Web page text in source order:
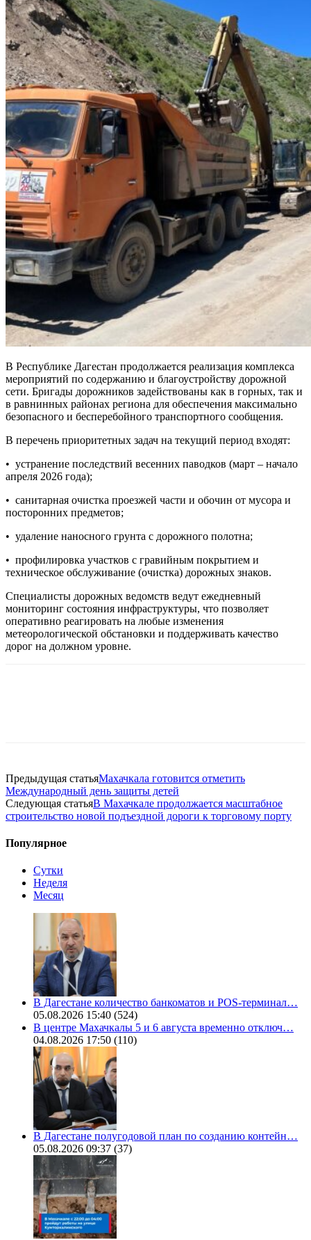
В Республике Дагестан продолжается реализация комплекса
мероприятий по содержанию и благоустройству дорожной
сети. Бригады дорожников задействованы как в горных, так и
в равнинных районах региона для обеспечения максимально
безопасного и бесперебойного транспортного сообщения.
В перечень приоритетных задач на текущий период входят:
• устранение последствий весенних паводков (март – начало
апреля 2026 года);
• санитарная очистка проезжей части и обочин от мусора и
посторонних предметов;
• удаление наносного грунта с дорожного полотна;
• профилировка участков с гравийным покрытием и
техническое обслуживание (очистка) дорожных знаков.
Специалисты дорожных ведомств ведут ежедневный
мониторинг состояния инфраструктуры, что позволяет
оперативно реагировать на любые изменения
метеорологической обстановки и поддерживать качество
дорог на должном уровне.
Предыдущая статьяМахачкала готовится отметить
Международный день защиты детей
Следующая статьяВ Махачкале продолжается масштабное
строительство новой подъездной дороги к торговому порту
Популярное
Сутки
Неделя
Месяц
В Дагестане количество банкоматов и POS-терминал…
05.08.2026 15:40 (524)
В центре Махачкалы 5 и 6 августа временно отключ…
04.08.2026 17:50 (110)
В Дагестане полугодовой план по созданию контейн…
05.08.2026 09:37 (37)